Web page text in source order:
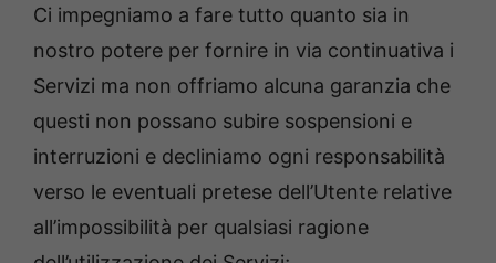
Ci impegniamo a fare tutto quanto sia in
nostro potere per fornire in via continuativa i
Servizi ma non offriamo alcuna garanzia che
questi non possano subire sospensioni e
interruzioni e decliniamo ogni responsabilità
verso le eventuali pretese dell’Utente relative
all’impossibilità per qualsiasi ragione